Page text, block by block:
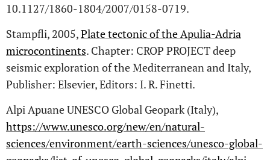
10.1127/1860-1804/2007/0158-0719.
Stampfli, 2005,Plate tectonic of the Apulia-Adria
microcontinents. Chapter: CROP PROJECT deep
seismic exploration of the Mediterranean and Italy,
Publisher: Elsevier, Editors: I. R. Finetti.
Alpi Apuane UNESCO Global Geopark (Italy),
https://www.unesco.org/new/en/natural-
sciences/environment/earth-sciences/unesco-global-